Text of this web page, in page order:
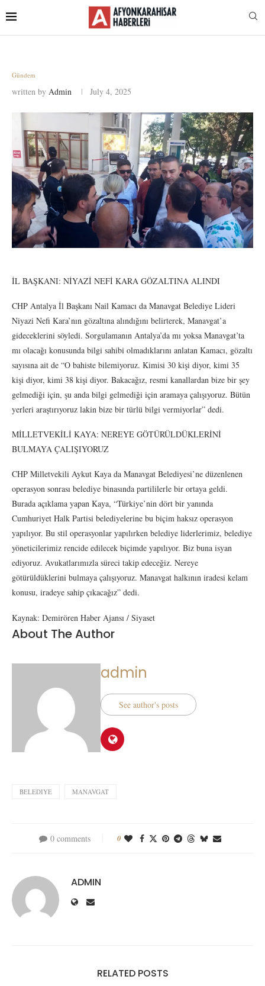
Gündem
written by Admin July 4, 2025
İL BAŞKANI: NİYAZİ NEFİ KARA GÖZALTINA ALINDI
CHP Antalya İl Başkanı Nail Kamacı da Manavgat Belediye Lideri
Niyazi Nefi Kara’nın gözaltına alındığını belirterek, Manavgat’a
gideceklerini söyledi. Sorgulamanın Antalya’da mı yoksa Manavgat’ta
mı olacağı konusunda bilgi sahibi olmadıklarını anlatan Kamacı, gözaltı
sayısına ait de “O bahiste bilemiyoruz. Kimisi 30 kişi diyor, kimi 35
kişi diyor, kimi 38 kişi diyor. Bakacağız, resmi kanallardan bize bir şey
gelmediği için, şu anda bilgi gelmediği için aramaya çalışıyoruz. Bütün
yerleri araştırıyoruz lakin bize bir türlü bilgi vermiyorlar” dedi.
MİLLETVEKİLİ KAYA: NEREYE GÖTÜRÜLDÜKLERİNİ
BULMAYA ÇALIŞIYORUZ
CHP Milletvekili Aykut Kaya da Manavgat Belediyesi’ne düzenlenen
operasyon sonrası belediye binasında partililerle bir ortaya geldi.
Burada açıklama yapan Kaya, “Türkiye’nin dört bir yanında
Cumhuriyet Halk Partisi belediyelerine bu biçim haksız operasyon
yapılıyor. Bu stil operasyonlar yapılırken belediye liderlerimiz, belediye
yöneticilerimiz rencide edilecek biçimde yapılıyor. Biz buna isyan
ediyoruz. Avukatlarımızla süreci takip edeceğiz. Nereye
götürüldüklerini bulmaya çalışıyoruz. Manavgat halkının iradesi kelam
konusu, iradeye sahip çıkacağız” dedi.
Kaynak: Demirören Haber Ajansı / Siyaset
About The Author
admin
See author's posts
BELEDIYE MANAVGAT
0 comments 0
ADMIN
RELATED POSTS